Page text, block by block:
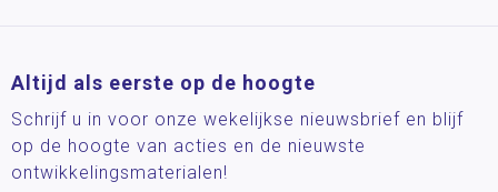
Altijd als eerste op de hoogte
Schrijf u in voor onze wekelijkse nieuwsbrief en blijf
op de hoogte van acties en de nieuwste
ontwikkelingsmaterialen!